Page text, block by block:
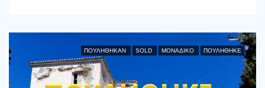
ΠΟΥΛΉΘΗΚΑΝ SOLD ΜΟΝΑΔΙΚΌ ΠΟΥΛΗΘΗΚΕ